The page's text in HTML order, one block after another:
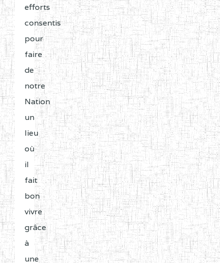
efforts
consentis
pour
faire
de
notre
Nation
un
lieu
où
il
fait
bon
vivre
grâce
à
une